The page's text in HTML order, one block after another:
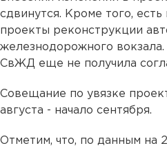
сдвинутся. Кроме того, есть
проекты реконструкции
железнодорожного
СвЖД еще не получила
Совещание по увязке
августа - начало сентября.
Отметим, что, по данным на